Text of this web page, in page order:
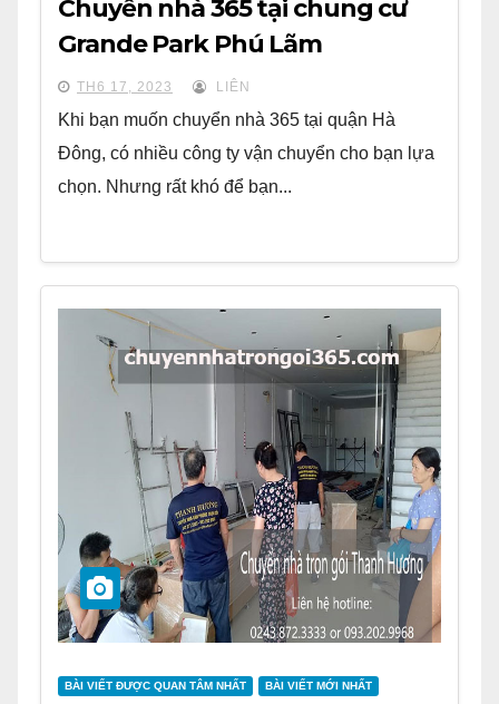
Chuyển nhà 365 tại chung cư
Grande Park Phú Lãm
TH6 17, 2023 LIÊN
Khi bạn muốn chuyển nhà 365 tại quận Hà
Đông, có nhiều công ty vận chuyển cho bạn lựa
chọn. Nhưng rất khó để bạn...
BÀI VIẾT ĐƯỢC QUAN TÂM NHẤT BÀI VIẾT MỚI NHẤT